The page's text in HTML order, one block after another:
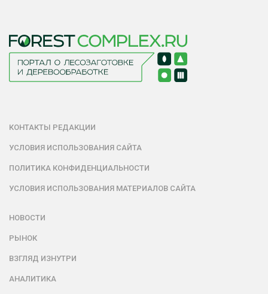
КОНТАКТЫ РЕДАКЦИИ
УСЛОВИЯ ИСПОЛЬЗОВАНИЯ САЙТА
ПОЛИТИКА КОНФИДЕНЦИАЛЬНОСТИ
УСЛОВИЯ ИСПОЛЬЗОВАНИЯ МАТЕРИАЛОВ САЙТА
НОВОСТИ
РЫНОК
ВЗГЛЯД ИЗНУТРИ
АНАЛИТИКА